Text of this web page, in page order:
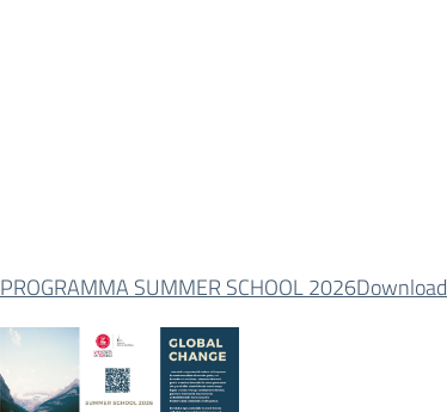
PROGRAMMA SUMMER SCHOOL 2026Download